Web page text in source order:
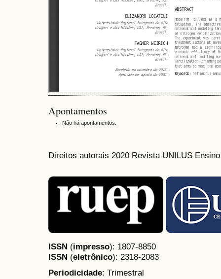
Apontamentos
Não há apontamentos.
Direitos autorais 2020 Revista UNILUS
ISSN (impresso): 1807-8850
ISSN (eletrônico): 2318-2083
Periodicidade: Trimestral